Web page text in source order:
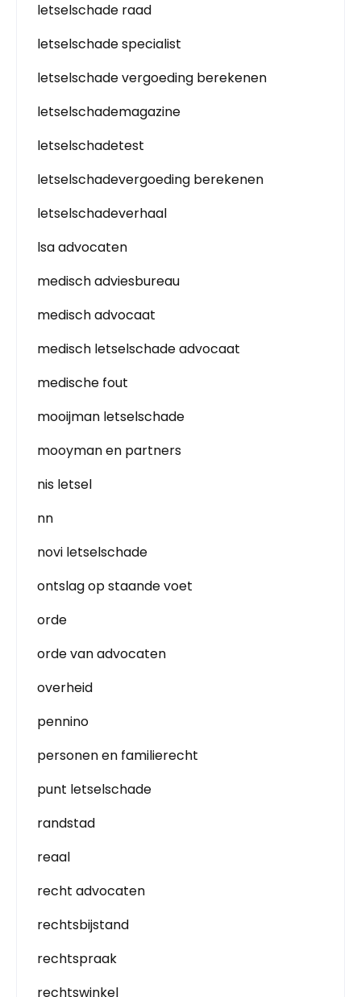
letselschade raad
letselschade specialist
letselschade vergoeding berekenen
letselschademagazine
letselschadetest
letselschadevergoeding berekenen
letselschadeverhaal
lsa advocaten
medisch adviesbureau
medisch advocaat
medisch letselschade advocaat
medische fout
mooijman letselschade
mooyman en partners
nis letsel
nn
novi letselschade
ontslag op staande voet
orde
orde van advocaten
overheid
pennino
personen en familierecht
punt letselschade
randstad
reaal
recht advocaten
rechtsbijstand
rechtspraak
rechtswinkel